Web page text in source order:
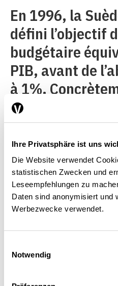
Ihre Privatsphäre ist uns
Die Website verwendet
statistischen Zwecken und
Leseempfehlungen zu
Daten sind anonymisiert und
Werbezwecke verwendet.
Notwendig
En 1996, la
défini l’objectif
budgétaire
PIB, avant de
à 1%.
financement de
collectivités
dire les recettes
dépenses, ne
en moyenne 1%
durée d’un
Comme en
excédents sont
réduction de la